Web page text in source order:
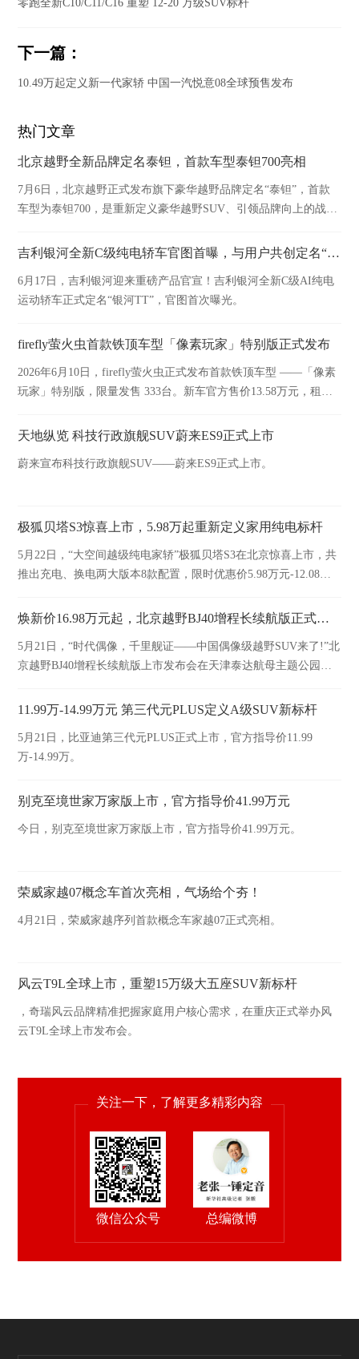
零跑全新C10/C11/C16 重塑 12-20 万级SUV标杆
下一篇：
10.49万起定义新一代家轿 中国一汽悦意08全球预售发布
热门文章
北京越野全新品牌定名泰钽，首款车型泰钽700亮相
7月6日，北京越野正式发布旗下豪华越野品牌定名“泰钽”，首款
车型为泰钽700，是重新定义豪华越野SUV、引领品牌向上的战略
吉利银河全新C级纯电轿车官图首曝，与用户共创定名“银河TT”！
6月17日，吉利银河迎来重磅产品官宣！吉利银河全新C级AI纯电
运动轿车正式定名“银河TT”，官图首次曝光。
firefly萤火虫首款铁顶车型「像素玩家」特别版正式发布
2026年6月10日，firefly萤火虫正式发布首款铁顶车型 ——「像素
玩家」特别版，限量发售 333台。新车官方售价13.58万元，租电
天地纵览 科技行政旗舰SUV蔚来ES9正式上市
蔚来宣布科技行政旗舰SUV——蔚来ES9正式上市。
极狐贝塔S3惊喜上市，5.98万起重新定义家用纯电标杆
5月22日，“大空间越级纯电家轿”极狐贝塔S3在北京惊喜上市，共
推出充电、换电两大版本8款配置，限时优惠价5.98万元-12.08万
焕新价16.98万元起，北京越野BJ40增程长续航版正式上市
5月21日，“时代偶像，千里舰证——中国偶像级越野SUV来了!”北
京越野BJ40增程长续航版上市发布会在天津泰达航母主题公园举
11.99万-14.99万元 第三代元PLUS定义A级SUV新标杆
5月21日，比亚迪第三代元PLUS正式上市，官方指导价11.99
万-14.99万。
别克至境世家万家版上市，官方指导价41.99万元
今日，别克至境世家万家版上市，官方指导价41.99万元。
荣威家越07概念车首次亮相，气场给个夯！
4月21日，荣威家越序列首款概念车家越07正式亮相。
风云T9L全球上市，重塑15万级大五座SUV新标杆
，奇瑞风云品牌精准把握家庭用户核心需求，在重庆正式举办风
云T9L全球上市发布会。
关注一下，了解更多精彩内容
微信公众号 总编微博